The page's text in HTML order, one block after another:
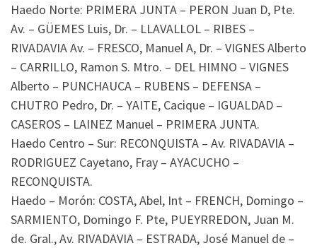
Haedo Norte: PRIMERA JUNTA – PERON Juan D, Pte.
Av. – GÜEMES Luis, Dr. – LLAVALLOL – RIBES –
RIVADAVIA Av. – FRESCO, Manuel A, Dr. – VIGNES Alberto
– CARRILLO, Ramon S. Mtro. – DEL HIMNO – VIGNES
Alberto – PUNCHAUCA – RUBENS – DEFENSA –
CHUTRO Pedro, Dr. – YAITE, Cacique – IGUALDAD –
CASEROS – LAINEZ Manuel – PRIMERA JUNTA.
Haedo Centro – Sur: RECONQUISTA – Av. RIVADAVIA –
RODRIGUEZ Cayetano, Fray – AYACUCHO –
RECONQUISTA.
Haedo – Morón: COSTA, Abel, Int – FRENCH, Domingo –
SARMIENTO, Domingo F. Pte, PUEYRREDON, Juan M.
de. Gral., Av. RIVADAVIA – ESTRADA, José Manuel de –